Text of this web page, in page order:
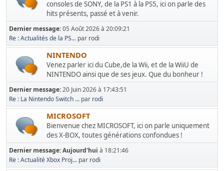
consoles de SONY, de la PS1 à la PS5, ici on parle des
hits présents, passé et à venir.
Dernier message:05 Août 2026 à 20:09:21
Re : Actualités de la PS... par rodi
NINTENDO
Venez parler ici du Cube,de la Wii, et de la WiiU de
NINTENDO ainsi que de ses jeux. Que du bonheur !
Dernier message:20 Juin 2026 à 17:43:51
Re : La Nintendo Switch ... par rodi
MICROSOFT
Bienvenue chez MICROSOFT, ici on parle uniquement
des X-BOX, toutes générations confondues !
Dernier message:Aujourd'hui à 18:21:46
Re : Actualité Xbox Proj... par rodi